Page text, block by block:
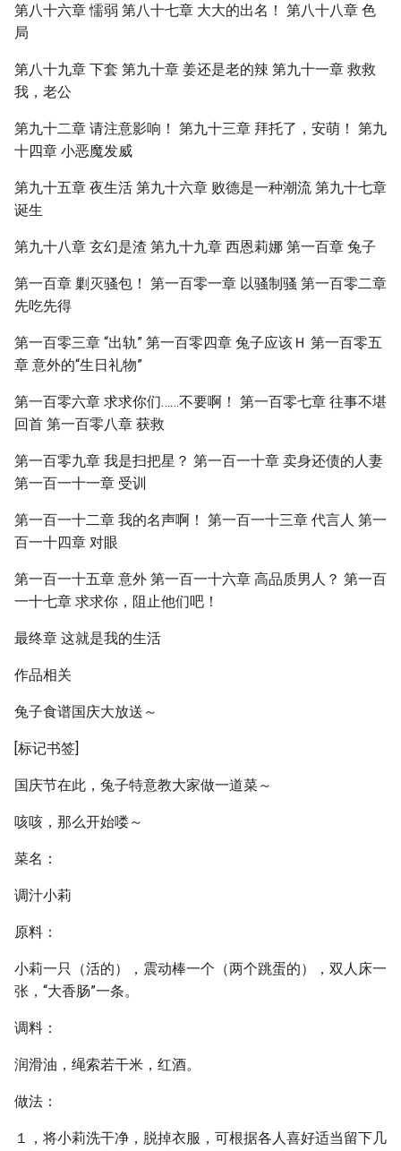
第八十六章 懦弱 第八十七章 大大的出名！ 第八十八章 色
局
第八十九章 下套 第九十章 姜还是老的辣 第九十一章 救救
我，老公
第九十二章 请注意影响！ 第九十三章 拜托了，安萌！ 第九
十四章 小恶魔发威
第九十五章 夜生活 第九十六章 败德是一种潮流 第九十七章
诞生
第九十八章 玄幻是渣 第九十九章 西恩莉娜 第一百章 兔子
第一百章 剿灭骚包！ 第一百零一章 以骚制骚 第一百零二章
先吃先得
第一百零三章 “出轨” 第一百零四章 兔子应该Ｈ 第一百零五
章 意外的“生日礼物”
第一百零六章 求求你们……不要啊！ 第一百零七章 往事不堪
回首 第一百零八章 获救
第一百零九章 我是扫把星？ 第一百一十章 卖身还债的人妻
第一百一十一章 受训
第一百一十二章 我的名声啊！ 第一百一十三章 代言人 第一
百一十四章 对眼
第一百一十五章 意外 第一百一十六章 高品质男人？ 第一百
一十七章 求求你，阻止他们吧！
最终章 这就是我的生活
作品相关
兔子食谱国庆大放送～
[标记书签]
国庆节在此，兔子特意教大家做一道菜～
咳咳，那么开始喽～
菜名：
调汁小莉
原料：
小莉一只（活的），震动棒一个（两个跳蛋的），双人床一
张，“大香肠”一条。
调料：
润滑油，绳索若干米，红酒。
做法：
１，将小莉洗干净，脱掉衣服，可根据各人喜好适当留下几